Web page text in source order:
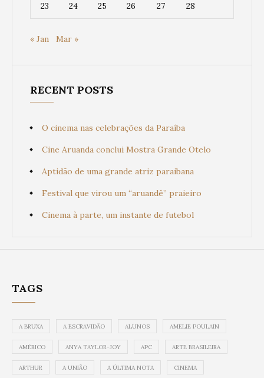
23 24 25 26 27 28
« Jan Mar »
RECENT POSTS
O cinema nas celebrações da Paraíba
Cine Aruanda conclui Mostra Grande Otelo
Aptidão de uma grande atriz paraibana
Festival que virou um “aruandê” praieiro
Cinema à parte, um instante de futebol
TAGS
A BRUXA A ESCRAVIDÃO ALUNOS AMELIE POULAIN
AMÉRICO ANYA TAYLOR-JOY APC ARTE BRASILEIRA
ARTHUR A UNIÃO A ÚLTIMA NOTA CINEMA